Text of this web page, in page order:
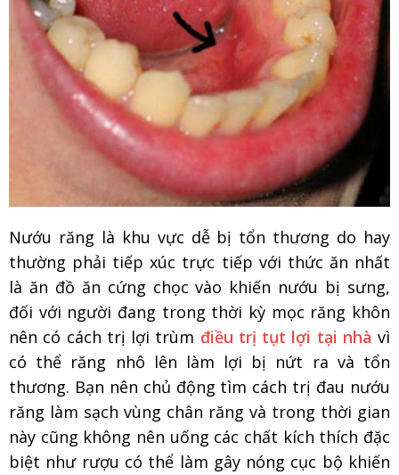
Nướu răng là khu vực dễ bị tổn thương do hay
thường phải tiếp xúc trực tiếp với thức ăn nhất
là ăn đồ ăn cứng chọc vào khiến nướu bị sưng,
đối với người đang trong thời kỳ mọc răng khôn
nên có cách trị lợi trùm điều trị tụt lợi tại nhà vì
có thể răng nhô lên làm lợi bị nứt ra và tổn
thương. Bạn nên chủ động tìm cách trị đau nướu
răng làm sạch vùng chân răng và trong thời gian
này cũng không nên uống các chất kích thích đặc
biệt như rượu có thể làm gây nóng cục bộ khiến